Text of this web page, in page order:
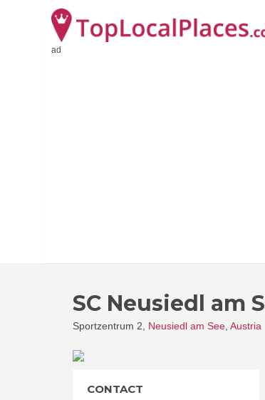
ad
SC Neusiedl am
Sportzentrum 2, Neusiedl am See Austria
CONTACT